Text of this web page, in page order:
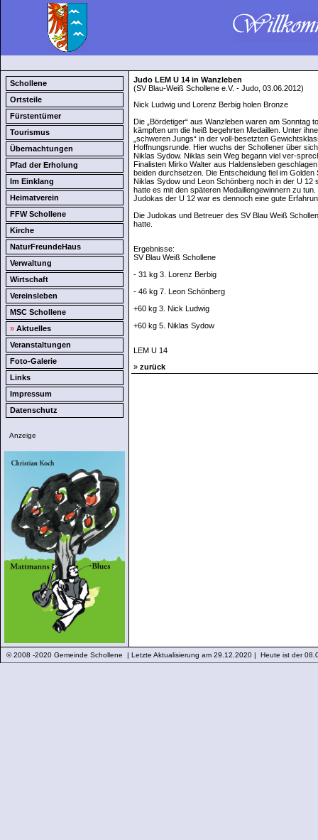
Schollene
Ortsteile
Fürstentümer
Tourismus
Übernachtungen
Pfad der Erholung
Im Einklang
Heimatverein
FFW Schollene
Kirche
NaturFreundeHaus
Verwaltung
Wirtschaft
Vereinsleben
MSC Schollene
» Aktuelles
Veranstaltungen
Foto-Galerie
Links
Impressum
Datenschutz
Anzeige
Judo LEM U 14 in Wanzleben
(SV Blau-Weiß Schollene e.V. - Judo, 03.06.2012)
Nick Ludwig und Lorenz Berbig holen Bronze
Die „Bördetiger“ aus Wanzleben waren am
kämpften um die heiß begehrten Medaillen. Unter
„schweren Jungs“ in der voll-besetzten
Hoffnungsrunde. Hier wuchs der Schollener über
Niklas Sydow. Niklas sein Weg begann viel ver-
Finalisten Mirko Walter aus Haldensleben
beiden durchsetzen. Die Entscheidung fiel im
Niklas Sydow und Leon Schönberg noch in der U
hatte es mit den späteren Medaillengewinnern zu
Judokas der U 12 war es dennoch eine gute
Die Judokas und Betreuer des SV Blau Weiß
hatte.
Ergebnisse:
SV Blau Weiß Schollene
- 31 kg 3. Lorenz Berbig
- 46 kg 7. Leon Schönberg
+60 kg 3. Nick Ludwig
+60 kg 5. Niklas Sydow
LEM U 14
» zurück
© 2008 -2020 Gemeinde Schollene | Letzte Aktualisierung am 29.12.2020 | Heute ist der